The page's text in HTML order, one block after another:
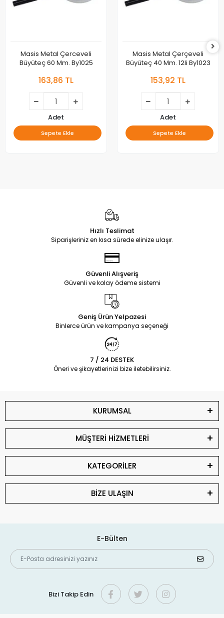
Masis Metal Çerceveli
Büyüteç 60 Mm. By1025
163,86 TL
Adet
Sepete Ekle
Masis Metal Çerçeveli
Büyüteç 40 Mm. 12li By1023
153,92 TL
Adet
Sepete Ekle
Hızlı Teslimat
Siparişleriniz en kısa sürede elinize ulaşır.
Güvenli Alışveriş
Güvenli ve kolay ödeme sistemi
Geniş Ürün Yelpazesi
Binlerce ürün ve kampanya seçeneği
7 / 24 DESTEK
Öneri ve şikayetlerinizi bize iletebilirsiniz.
KURUMSAL
MÜŞTERİ HİZMETLERİ
KATEGORİLER
BİZE ULAŞIN
E-Bülten
Bizi Takip Edin